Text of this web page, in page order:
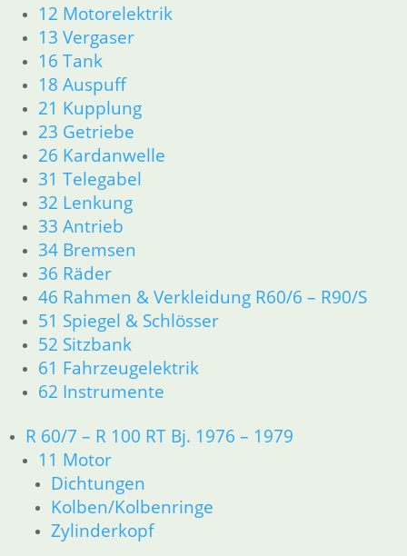
12 Motorelektrik
13 Vergaser
16 Tank
18 Auspuff
21 Kupplung
23 Getriebe
26 Kardanwelle
31 Telegabel
32 Lenkung
33 Antrieb
34 Bremsen
36 Räder
46 Rahmen & Verkleidung R60/6 – R90/S
51 Spiegel & Schlösser
52 Sitzbank
61 Fahrzeugelektrik
62 Instrumente
R 60/7 – R 100 RT Bj. 1976 – 1979
11 Motor
Dichtungen
Kolben/Kolbenringe
Zylinderkopf
Dichtungen
32 Lenkung
33 Antrieb
34 Bremsen
46 Rahmen Verkleidung
61 Fahrzeugelektrik
R25 /3
11 Motor R25/3
Dichtungen
Zylinderkopf
12 Motorelektrik
13 Vergaser
16 Tank
18 Auspuff
21 Kupplung
23 Getriebe
31 Telegabel
32 Lenkung
33 Antrieb
36 Räder
46 Rahmen Verkleidung R25/3
51 Spiegel & Schlösser
61 Fahrzeugelektrik
62 Instrumente
63 Scheinwerfer